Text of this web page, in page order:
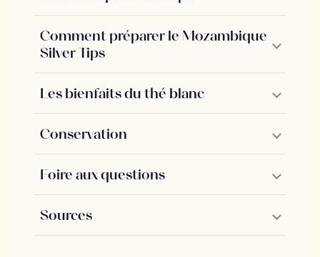
Comment préparer le Mozambique
Silver Tips
Les bienfaits du thé blanc
Conservation
Foire aux questions
Sources